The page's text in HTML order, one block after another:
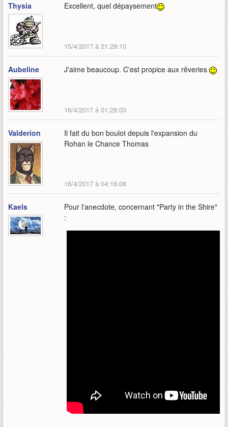
Thysia Excellent, quel dépaysement
15/4/2017 à 21:29:10
Aubeline J'aime beaucoup. C'est propice aux rêveries
16/4/2017 à 01:28:03
Valderion
Il fait du bon boulot depuis l'expansion du
Rohan le Chance Thomas
16/4/2017 à 04:16:08
Kaels
Pour l'anecdote, concernant "Party in the Shire"
: